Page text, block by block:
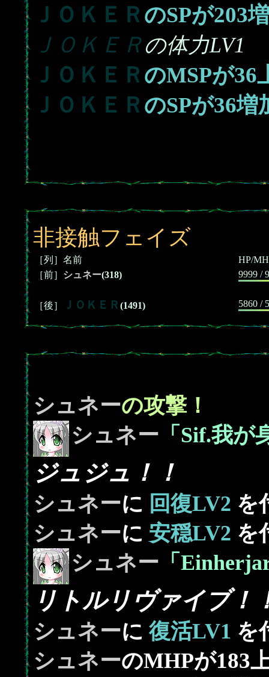
ＪＯＫＥＲ のSPが203
ＪＯＫＥＲの体力LV1
ＪＯＫＥＲ のMSPが36
ＪＯＫＥＲ のSPが36増
非接触フェイズ
［列］名前
HP/
［前］ シュネー(318) 9999 /
［後］ ＪＯＫＥＲ (1491) 5860 /
シュネーの攻撃！
シュネー 「Sif.我
ジュジュ！！
シュネーに 回復LV2 を
シュネーに 安穏LV2 を
シュネー 「
リトルリヴァイブ！
シュネーに 復活LV1 を
シュネーのMHPが183